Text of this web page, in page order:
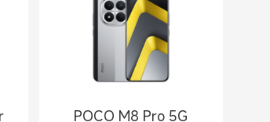
POCO M8 Pro 5G